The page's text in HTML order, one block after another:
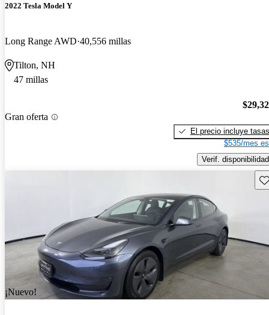
2022 Tesla Model Y
Long Range AWD 40,556 millas
Tilton, NH
47 millas
Gran oferta
El precio incluye tasas
$535/mes
Verif. disponibilidad
¡Nuevo!